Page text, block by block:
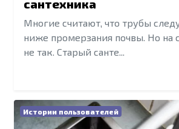
сантехника
Многие считают, что трубы
ниже промерзания почвы. Но на
не так. Старый санте...
Истории пользователей